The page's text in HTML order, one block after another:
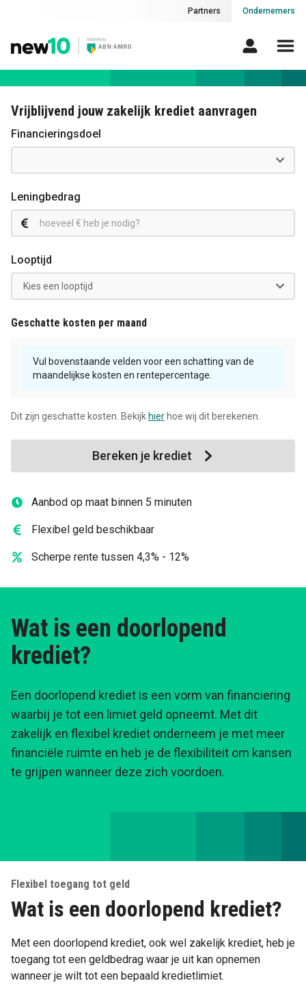
Partners Ondernemers
Wat is een doorlopend
krediet?
Een doorlopend krediet is een vorm van financiering
waarbij je tot een limiet geld opneemt. Met dit
zakelijk en flexibel krediet onderneem je met meer
financiële ruimte en heb je de flexibiliteit om kansen
te grijpen wanneer deze zich voordoen.
Vrijblijvend jouw zakelijk krediet aanvragen
Financieringsdoel
Leningbedrag
Looptijd
Geschatte kosten per maand
Vul bovenstaande velden voor een schatting van de
maandelijkse kosten en rentepercentage.
Dit zijn geschatte kosten. Bekijk hier hoe wij dit berekenen.
Bereken je krediet
Aanbod op maat binnen 5 minuten
Flexibel geld beschikbaar
Scherpe rente tussen 4,3% - 12%
Flexibel toegang tot geld
Wat is een doorlopend krediet?
Met een doorlopend krediet, ook wel zakelijk krediet, heb je
toegang tot een geldbedrag waar je uit kan opnemen
wanneer je wilt tot een bepaald kredietlimiet.